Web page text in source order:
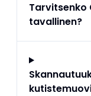
Tarvitsenko
tavallinen?